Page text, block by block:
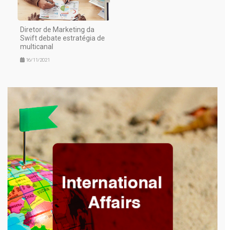
Diretor de Marketing da
Swift debate estratégia de
multicanal
16/11/2021